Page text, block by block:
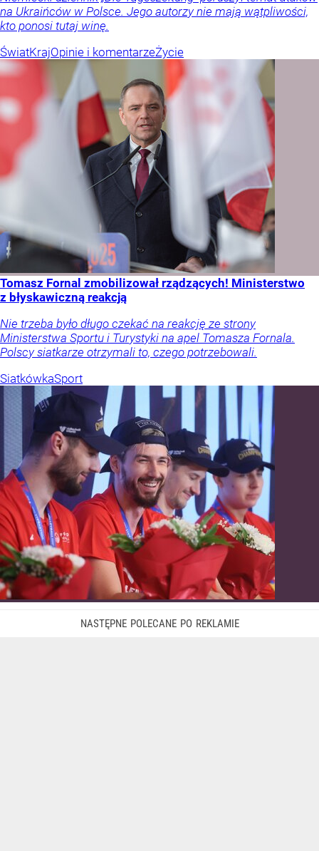
na Ukraińców w Polsce. Jego autorzy nie mają wątpliwości,
kto ponosi tutaj winę.
ŚwiatKrajOpinie i komentarzeŻycie
Tomasz Fornal zmobilizował rządzących! Ministerstwo
z błyskawiczną reakcją
Nie trzeba było długo czekać na reakcję ze strony
Ministerstwa Sportu i Turystyki na apel Tomasza Fornala.
Polscy siatkarze otrzymali to, czego potrzebowali.
SiatkówkaSport